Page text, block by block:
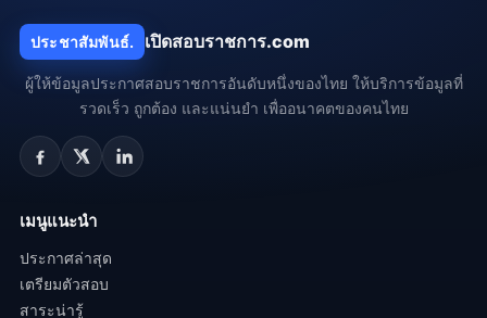
ประชาสัมพันธ์. เปิดสอบราชการ.com
ผู้ให้ข้อมูลประกาศสอบราชการอันดับหนึ่งของไทย ให้บริการข้อมูลที่
รวดเร็ว ถูกต้อง และแน่นยำ เพื่ออนาคตของคนไทย
เมนูแนะนำ
ประกาศล่าสุด
เตรียมตัวสอบ
สาระน่ารู้